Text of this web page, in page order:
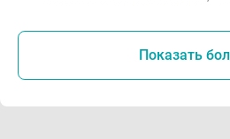
Показать